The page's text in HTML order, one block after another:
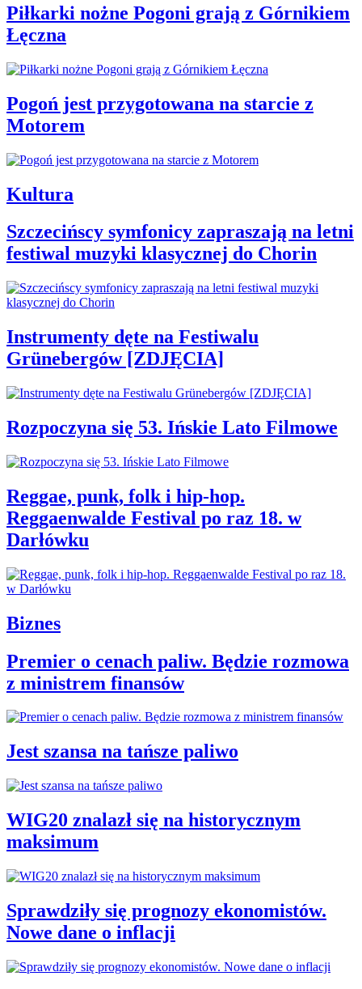
Piłkarki nożne Pogoni grają z Górnikiem
Łęczna
Pogoń jest przygotowana na starcie z
Motorem
Kultura
Szczecińscy symfonicy zapraszają na letni
festiwal muzyki klasycznej do Chorin
Instrumenty dęte na Festiwalu
Grünebergów [ZDJĘCIA]
Rozpoczyna się 53. Ińskie Lato Filmowe
Reggae, punk, folk i hip-hop.
Reggaenwalde Festival po raz 18. w
Darłówku
Biznes
Premier o cenach paliw. Będzie rozmowa
z ministrem finansów
Jest szansa na tańsze paliwo
WIG20 znalazł się na historycznym
maksimum
Sprawdziły się prognozy ekonomistów.
Nowe dane o inflacji